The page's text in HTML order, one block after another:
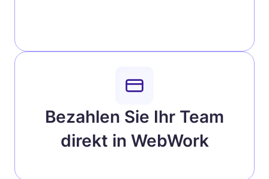
Bezahlen Sie Ihr Team
direkt in WebWork